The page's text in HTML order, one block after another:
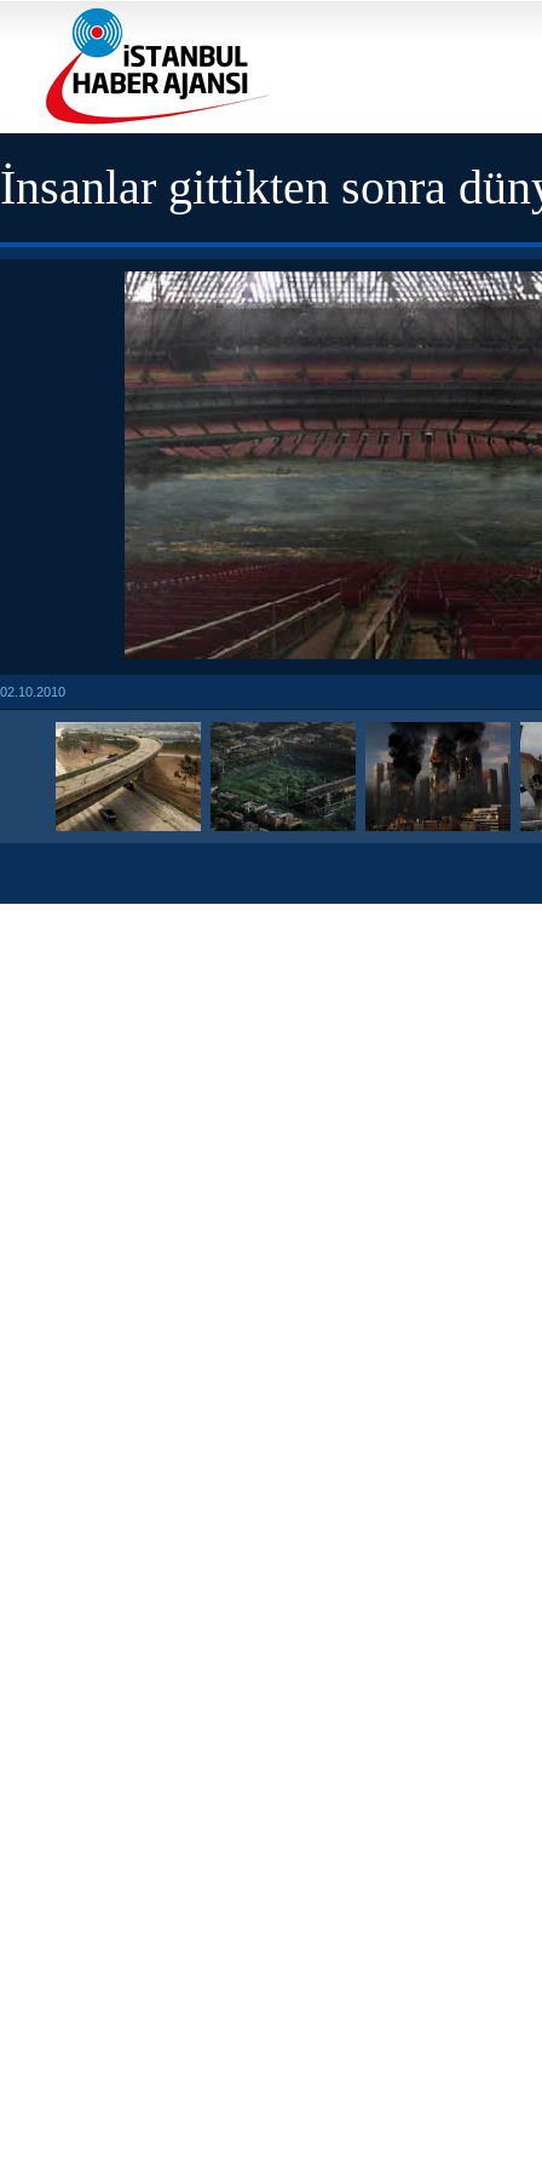
İnsanlar gittikten sonra
02.10.2010